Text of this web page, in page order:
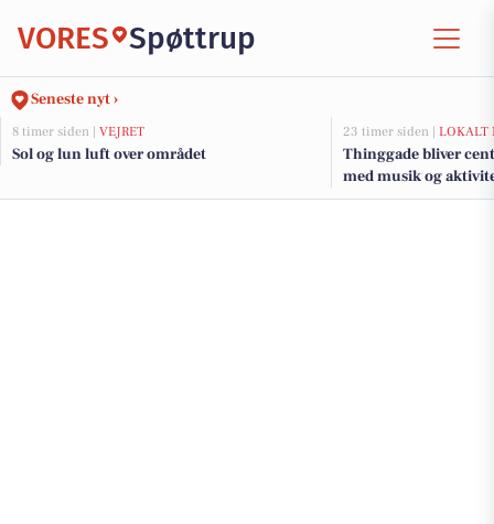
VORES Spøttrup
Seneste nyt ›
8 timer siden | VEJRET
Sol og lun luft over området
23 timer siden | LOKALT
Thinggade bliver
med musik og
års jubilæum